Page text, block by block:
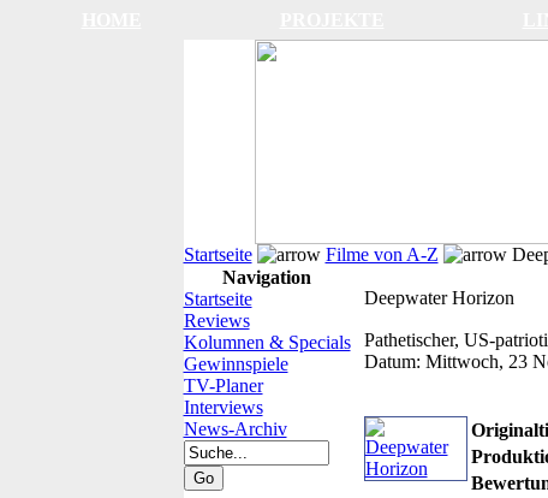
Startseite Filme von A-Z
Navigation
Startseite
Reviews
Kolumnen & Specials
Gewinnspiele
TV-Planer
Interviews
News-Archiv
Deepwater Horizon
Pathetischer, US-
Datum: Mittwoch, 23